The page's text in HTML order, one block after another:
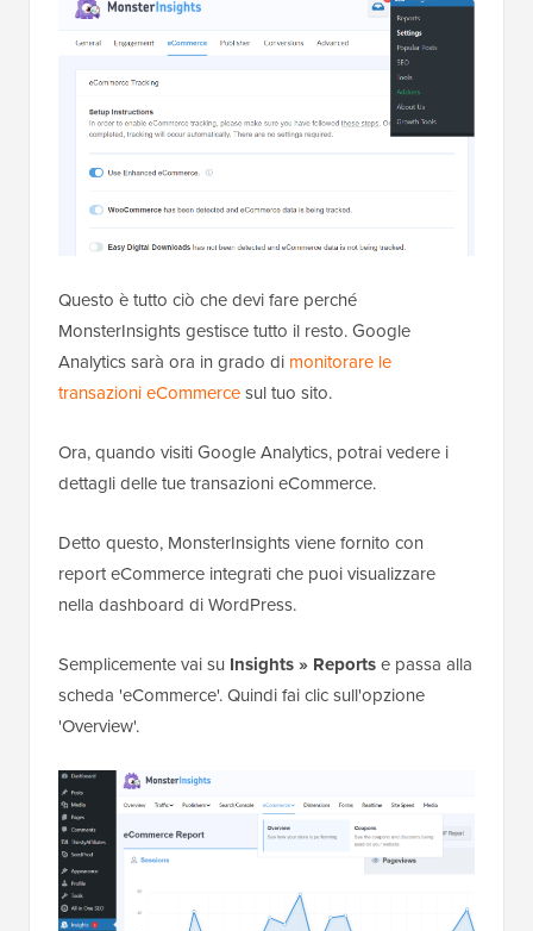
Questo è tutto ciò che devi fare perché
MonsterInsights gestisce tutto il resto. Google
Analytics sarà ora in grado di monitorare le
transazioni eCommercesul tuo sito.
Ora, quando visiti Google Analytics, potrai vedere i
dettagli delle tue transazioni eCommerce.
Detto questo, MonsterInsights viene fornito con
report eCommerce integrati che puoi visualizzare
nella dashboard di WordPress.
Semplicemente vai su Insights » Reportse passa alla
scheda 'eCommerce'. Quindi fai clic sull'opzione
'Overview'.